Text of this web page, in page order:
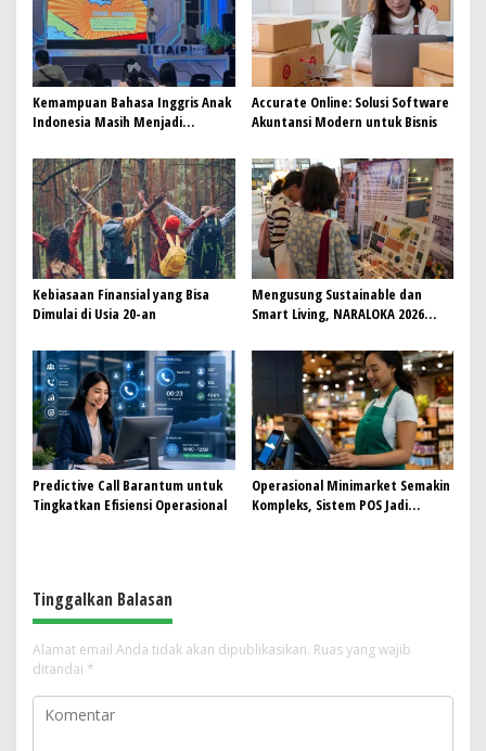
Kemampuan Bahasa Inggris Anak
Indonesia Masih Menjadi
Pembelajaran Dinilai Perlu
Berubah
Accurate Online: Solusi Software
Akuntansi Modern untuk Bisnis
Kebiasaan Finansial yang Bisa
Dimulai di Usia 20-an
Mengusung Sustainable dan
Smart Living, NARALOKA 2026
Mahasiswa BINUS @Malang
Predictive Call Barantum untuk
Tingkatkan Efisiensi Operasional
Operasional Minimarket Semakin
Kompleks, Sistem POS Jadi
Tinggalkan Balasan
Alamat email Anda tidak akan dipublikasikan. Ruas yang wajib
ditandai *